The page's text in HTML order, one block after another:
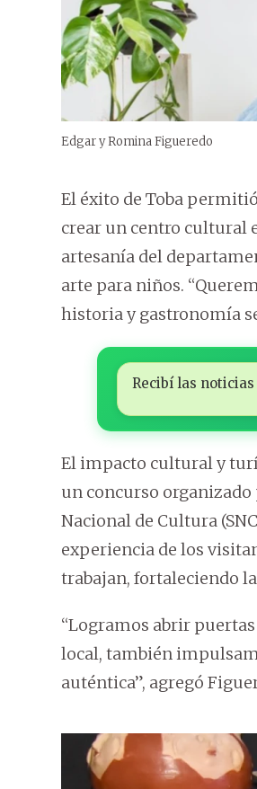
Edgar y Romina Figueredo
El éxito de Toba
crear un centro cultural
artesanía del
arte para niños.
historia y gastronomía
Recibí las
El impacto cultural y
un concurso organizado
Nacional de Cultura
experiencia de los
trabajan, fortaleciendo
“Logramos abrir
local, también
auténtica”, agregó